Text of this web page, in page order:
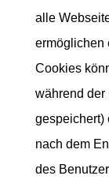
alle
ermöglichen
Cookies
während der
gespeichert)
nach dem
des